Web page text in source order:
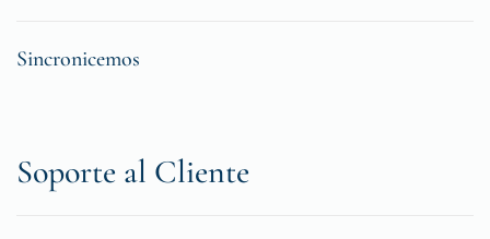
Sincronicemos
Soporte al Cliente